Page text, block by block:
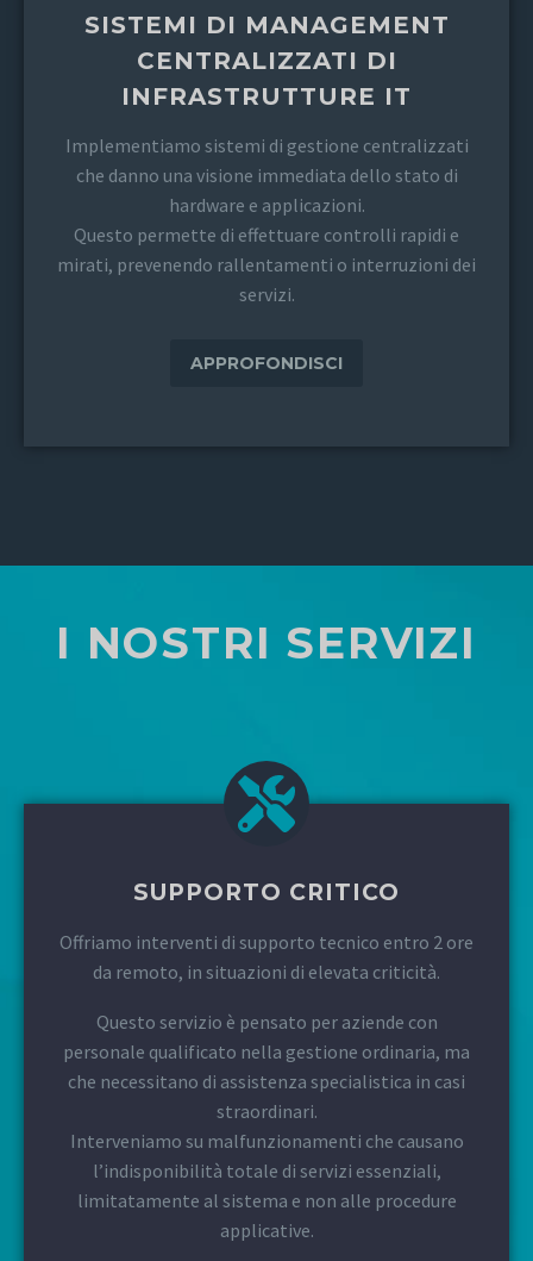
SISTEMI DI MANAGEMENT
CENTRALIZZATI DI
INFRASTRUTTURE IT
Implementiamo sistemi di gestione centralizzati
che danno una visione immediata dello stato di
hardware e applicazioni.
Questo permette di effettuare controlli rapidi e
mirati, prevenendo rallentamenti o interruzioni dei
servizi.
APPROFONDISCI
I NOSTRI SERVIZI
SUPPORTO CRITICO
Offriamo interventi di supporto tecnico entro 2 ore
da remoto, in situazioni di elevata criticità.
Questo servizio è pensato per aziende con
personale qualificato nella gestione ordinaria, ma
che necessitano di assistenza specialistica in casi
straordinari.
Interveniamo su malfunzionamenti che causano
l’indisponibilità totale di servizi essenziali,
limitatamente al sistema e non alle procedure
applicative.